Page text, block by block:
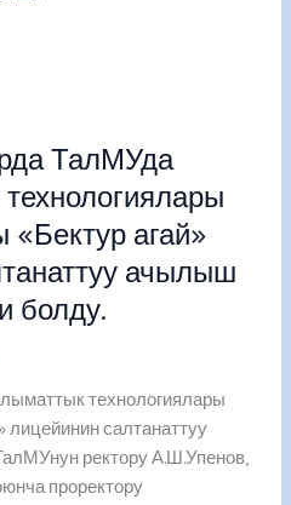
ТалМУда
«Бектур агай»
ачылыш
болду.
технологиялары
лицейинин салтанаттуу
ректору А.Ш.Упенов,
проректору